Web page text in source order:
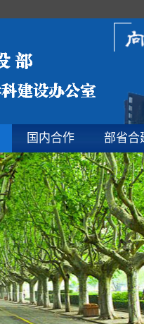
国内合作 部省合